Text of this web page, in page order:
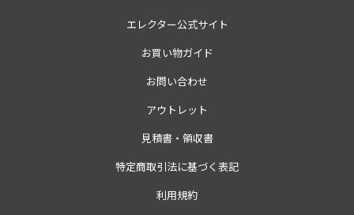
エレクター公式サイト
お買い物ガイド
お問い合わせ
アウトレット
見積書・領収書
特定商取引法に基づく表記
利用規約